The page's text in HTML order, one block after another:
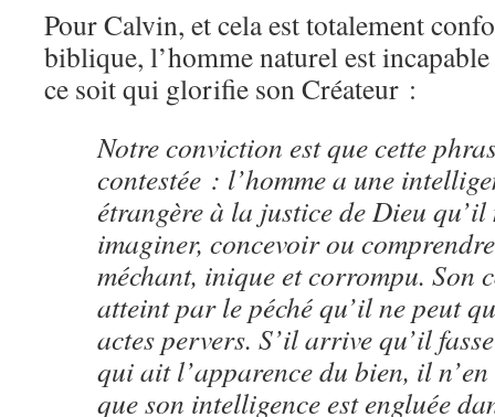
Pour Calvin, et cela est totalement
biblique, l’homme naturel est
ce soit qui glorifie son Créateur :
Notre conviction est que cette
contestée : l’homme a une
étrangère à la justice de Dieu
imaginer, concevoir ou
méchant, inique et corrompu. Son
atteint par le péché qu’il ne peut
actes pervers. S’il arrive qu’il
qui ait l’apparence du bien, il
que son intelligence est engluée